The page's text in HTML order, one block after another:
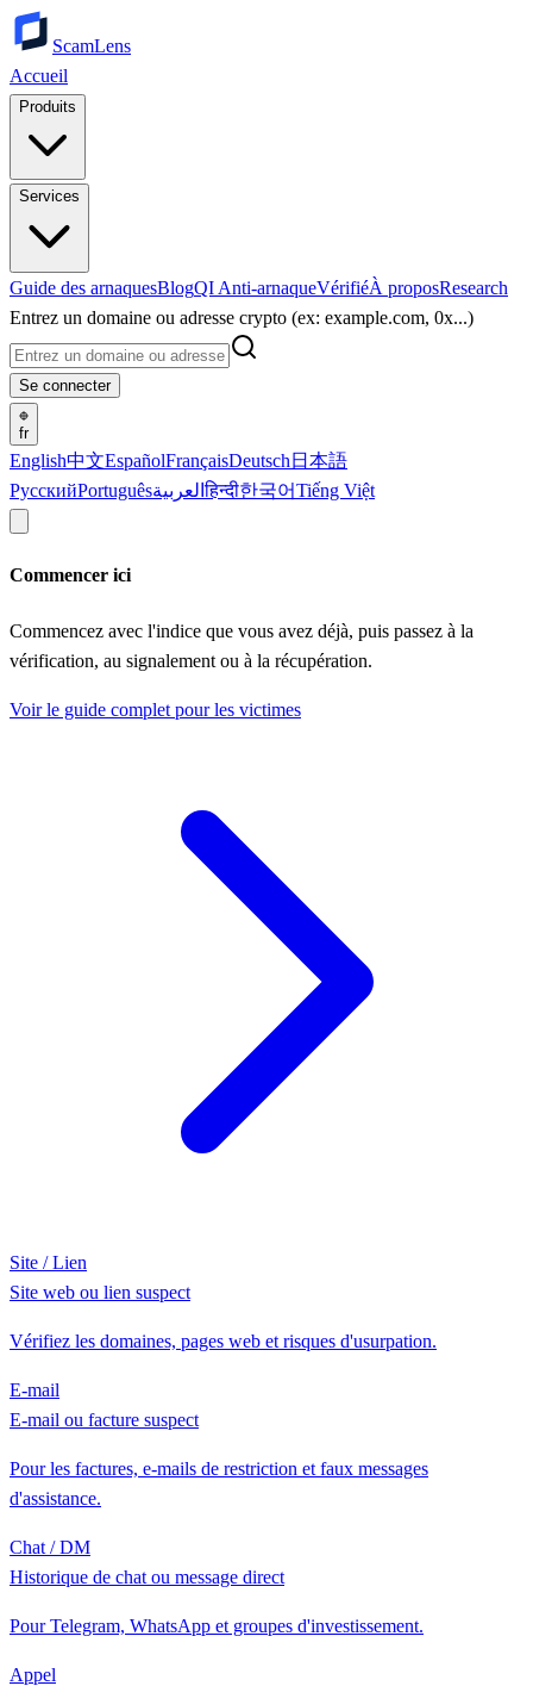
ScamLens
Accueil
Produits
Services
Guide des arnaquesBlogQI Anti-arnaqueVérifiéÀ proposResearch
Entrez un domaine ou adresse crypto (ex: example.com, 0x...)
Se connecter
fr
English中文EspañolFrançaisDeutsch 日本語
РусскийPortuguêsالعربيةहिन्दी한국어Tiếng Việt
Commencer ici
Commencez avec l'indice que vous avez déjà, puis passez à la
vérification, au signalement ou à la récupération.
Voir le guide complet pour les victimes
Site / Lien
Site web ou lien suspect
Vérifiez les domaines, pages web et risques d'usurpation.
E-mail
E-mail ou facture suspect
Pour les factures, e-mails de restriction et faux messages
d'assistance.
Chat / DM
Historique de chat ou message direct
Pour Telegram, WhatsApp et groupes d'investissement.
Appel